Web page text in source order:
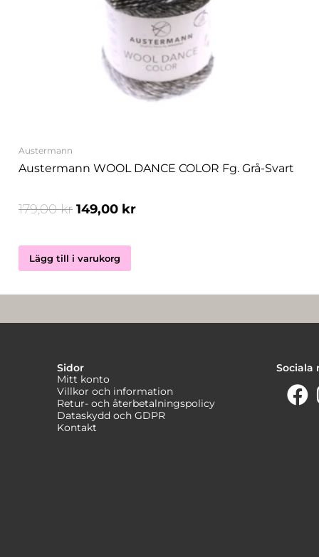
Austermann
Austermann WOOL DANCE COLOR Fg. Grå-Svart
179,00kr 149,00 kr
Lägg till i varukorg
Sidor
Mitt konto
Villkor och information
Retur- och återbetalningspolicy
Dataskydd och GDPR
Kontakt
Sociala